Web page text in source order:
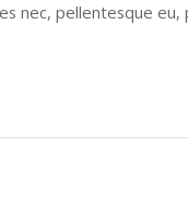
nec, pellentesque eu,